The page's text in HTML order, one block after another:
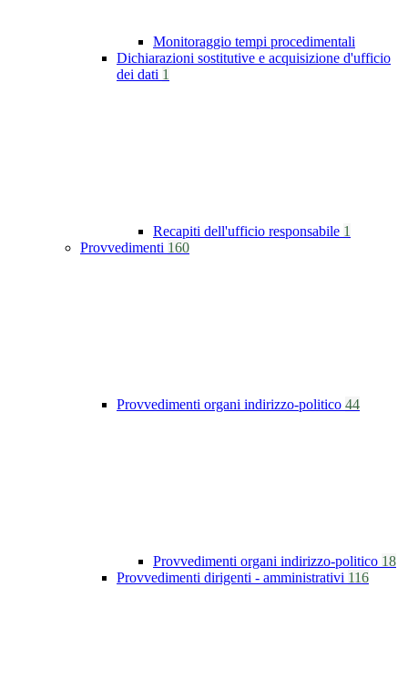
Monitoraggio tempi procedimentali
Dichiarazioni sostitutive e acquisizione d'ufficio
dei dati 1
Recapiti dell'ufficio responsabile 1
Provvedimenti 160
Provvedimenti organi indirizzo-politico 44
Provvedimenti organi indirizzo-politico 18
Provvedimenti dirigenti - amministrativi 116